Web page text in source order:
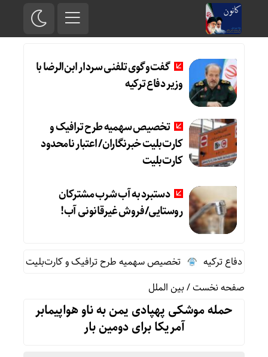
گفت‌وگوی تلفنی سردار ابن‌الرضا با
وزیر دفاع ترکیه
تخصیص سهمیه طرح ترافیک و
کارت‌بلیت خبرنگاران/ اعتبار نامحدود
کارت‌بلیت
دستبرد به آب شرب مشترکان
روستایی/فروش غیرقانونی آب!
دفاع ترکیه
تخصیص سهمیه طرح ترافیک و کارت‌بلیت
صفحه نخست/بین الملل
حمله موشکی پهپادی یمن به ناو هواپیمابر
آمریکا برای دومین بار